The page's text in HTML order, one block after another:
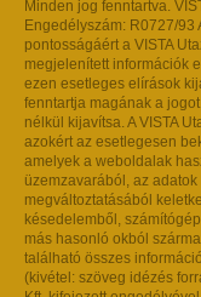
Minden jog fenntartva.
Engedélyszám: R0727/
pontosságáért a VISTA
megjelenített információk
ezen esetleges elírások
fenntartja magának a
nélkül kijavítsa. A VISTA
azokért az esetlegesen
amelyek a weboldalak
üzemzavarából, az
megváltoztatásából
késedelemből,
más hasonló okból
található összes
(kivétel: szöveg idézés